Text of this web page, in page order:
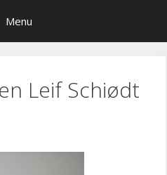
Menu
Leif Schiødt